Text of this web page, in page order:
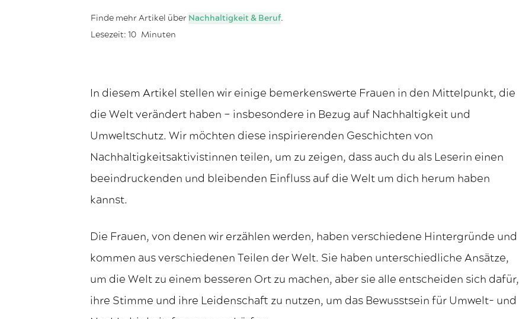
Finde mehr Artikel über Nachhaltigkeit & Beruf.
Lesezeit: 10 Minuten
In diesem Artikel stellen wir einige bemerkenswerte Frauen in den Mittelpunkt, die
die Welt verändert haben – insbesondere in Bezug auf Nachhaltigkeit und
Umweltschutz. Wir möchten diese inspirierenden Geschichten von
Nachhaltigkeitsaktivistinnen teilen, um zu zeigen, dass auch du als Leserin einen
beeindruckenden und bleibenden Einfluss auf die Welt um dich herum haben
kannst.
Die Frauen, von denen wir erzählen werden, haben verschiedene Hintergründe und
kommen aus verschiedenen Teilen der Welt. Sie haben unterschiedliche Ansätze,
um die Welt zu einem besseren Ort zu machen, aber sie alle entscheiden sich dafür,
ihre Stimme und ihre Leidenschaft zu nutzen, um das Bewusstsein für Umwelt- und